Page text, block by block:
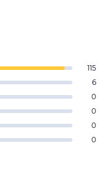
115
6
0
0
0
0